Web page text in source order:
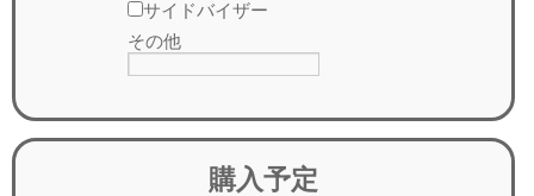
サイドバイザー
その他
購入予定